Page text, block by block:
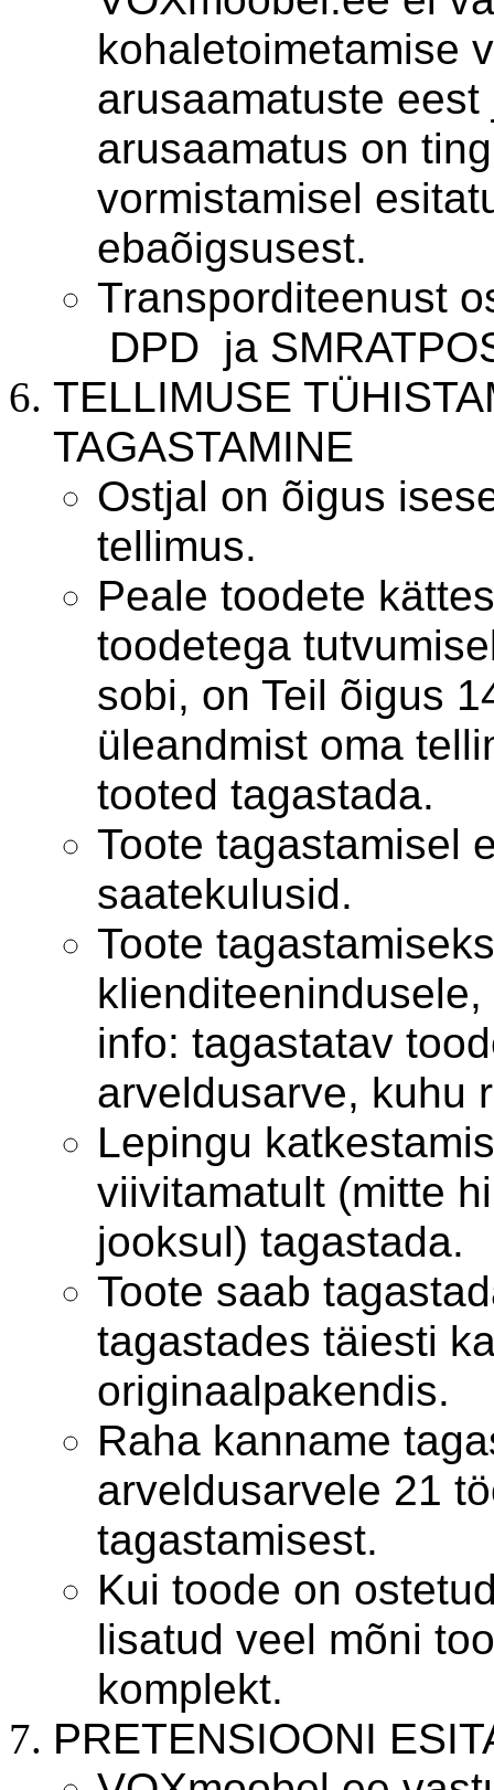
kohaletoimetamise
arusaamatuste
arusaamatus on
vormistamisel
ebaõigsusest.
Transporditeenust
DPD ja
TELLIMUSE
TAGASTAMINE
Ostjal on õigus
tellimus.
Peale toodete
toodetega
sobi, on Teil õigus
üleandmist oma
tooted tagastada.
Toote tagastamisel
saatekulusid.
Toote
info: tagastatav
arveldusarve, kuhu
Lepingu
viivitamatult (mitte
jooksul) tagastada.
Toote saab
tagastades täiesti
originaalpakendis.
Raha kanname
arveldusarvele 21
tagastamisest.
Kui toode on
lisatud veel mõni
komplekt.
PRETENSIOONI